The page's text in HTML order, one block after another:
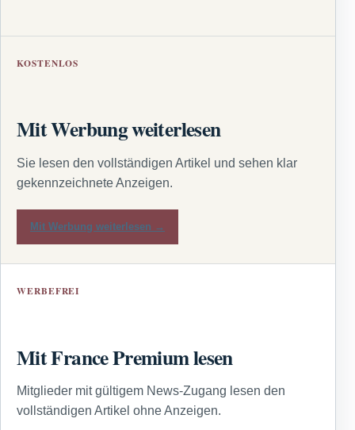
KOSTENLOS
Mit Werbung weiterlesen
Sie lesen den vollständigen Artikel und sehen klar
gekennzeichnete Anzeigen.
Mit Werbung weiterlesen →
WERBEFREI
Mit France Premium lesen
Mitglieder mit gültigem News-Zugang lesen den
vollständigen Artikel ohne Anzeigen.